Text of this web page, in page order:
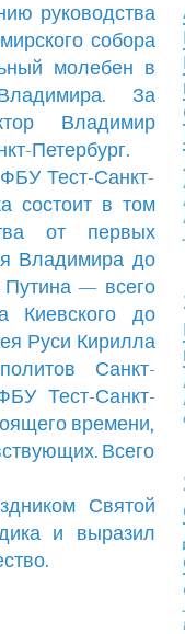
руководства
собора
молебен в
За
Владимир
Петербург.
Тест-Санкт-
состоит в том
от первых
Владимира до
— всего
Киевского до
Руси Кирилла
Санкт-
Тест-Санкт-
времени,
Всего
Святой
и выразил